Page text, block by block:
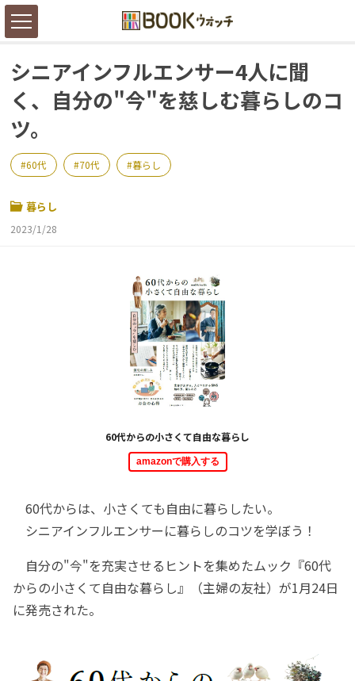
シニアインフルエンサー4人に聞
く、自分の"今"を慈しむ暮らしのコ
ツ。
60代 70代 暮らし
暮らし
2023/1/28
60代からの小さくて自由な暮らし
amazonで購入する
60代からは、小さくても自由に暮らしたい。
シニアインフルエンサーに暮らしのコツを学ぼう！
自分の"今"を充実させるヒントを集めたムック『60代
からの小さくて自由な暮らし』（主婦の友社）が1月24日
に発売された。